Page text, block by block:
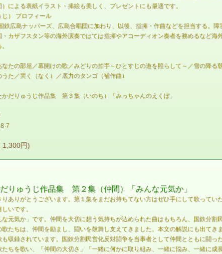
による表紙イラスト・挿絵も美しく、プレゼントにも最適です。
） プロフィール
鉄広島ナッパーズ、広島合唱団に加わり、以後、指揮・作曲などを担当する。
カザフスタン等の海外演奏ではては指揮やアコーディオン奏者を務めるなど
たの部屋／幕開けの歌／みどりの拍手～ひとすじの道を照らして～／雪の降
た／哭く（なく）／底力のタンゴ（補作曲）
だりゅうじ作品集 第３集（いのち）「みっちゃんのえくぼ」
7
1,300円)
だりゅうじ作品集 第２集（仲間）「みんな元気か」
ありがとうございます。第１集をまだお持ちてない方はぜひ手にして歌って
いです。
元気か」です。仲間を大切に想う気持ちが込められた曲はもちろん、国鉄分
歌たちは、仲間を励まし、闘いを鼓舞し支えてきました。本文の解説にも出て
収録されています。国鉄分割民営化反対闘争を当事者として仲間とともに闘っ
ちを歌い、「仲間の大切さ」「一緒に何かに取り組み、一緒に悩み、一緒に成